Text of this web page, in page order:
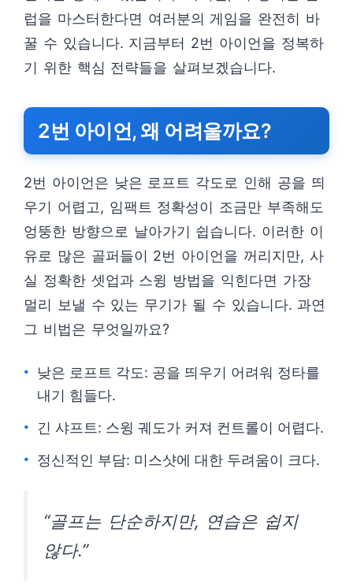
럽을 마스터한다면 여러분의 게임을 완전히 바
꿀 수 있습니다. 지금부터 2번 아이언을 정복하
기 위한 핵심 전략들을 살펴보겠습니다.
2번 아이언, 왜 어려울까요?
2번 아이언은 낮은 로프트 각도로 인해 공을 띄
우기 어렵고, 임팩트 정확성이 조금만 부족해도
엉뚱한 방향으로 날아가기 쉽습니다. 이러한 이
유로 많은 골퍼들이 2번 아이언을 꺼리지만, 사
실 정확한 셋업과 스윙 방법을 익힌다면 가장
멀리 보낼 수 있는 무기가 될 수 있습니다. 과연
그 비법은 무엇일까요?
낮은 로프트 각도: 공을 띄우기 어려워 정타를
내기 힘들다.
긴 샤프트: 스윙 궤도가 커져 컨트롤이 어렵다.
정신적인 부담: 미스샷에 대한 두려움이 크다.
“골프는 단순하지만, 연습은 쉽지
않다.”